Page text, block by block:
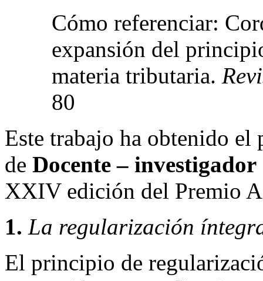
Cómo referenciar:
expansión del
materia tributaria.
80
Este trabajo ha obtenido el
de Docente – investigador
XXIV edición del Premio
1. La regularización
El principio de